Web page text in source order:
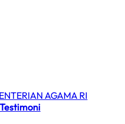
AGAMA RI
Testimoni